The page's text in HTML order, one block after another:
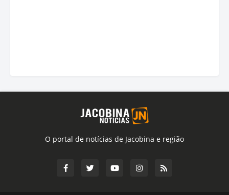
O portal de notícias de Jacobina e região